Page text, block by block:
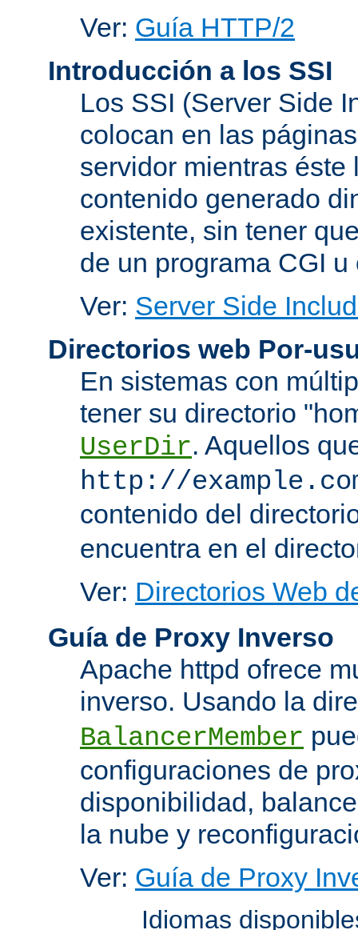
Ver: Guía HTTP/2
Introducción a los SSI
Los SSI (Server Side
colocan en las
servidor mientras
contenido generado
existente, sin tener
de un programa CGI
Ver: Server Side
Directorios web Por-
En sistemas con
tener su directorio
UserDir. Aquellos
http://
contenido del
encuentra en el
Ver: Directorios Web
Guía de Proxy Inverso
Apache httpd ofrece
inverso. Usando la
BalancerMember
configuraciones de
disponibilidad,
la nube y
Ver: Guía de Proxy
Idiomas